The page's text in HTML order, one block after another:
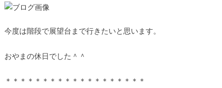
今度は階段で展望台まで行きたいと思います。
おやまの休日でした＾＾
＊＊＊＊＊＊＊＊＊＊＊＊＊＊＊＊＊＊＊